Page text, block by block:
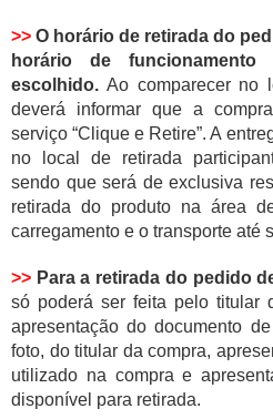
>> O horário de retirada do
horário de
escolhido. Ao comparecer no
deverá informar que a
serviço “Clique e Retire”. A
no local de retirada
sendo que será de exclusiva
retirada do produto na área
carregamento e o transporte até
>> Para a retirada do pedido
só poderá ser feita pelo titular
apresentação do documento
foto, do titular da compra,
utilizado na compra e
disponível para retirada.